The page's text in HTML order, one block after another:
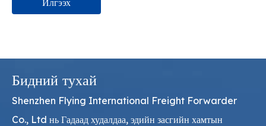
Бидний тухай
Shenzhen Flying International Freight Forwarder
Co., Ltd нь Гадаад худалдаа, эдийн засгийн хамтын